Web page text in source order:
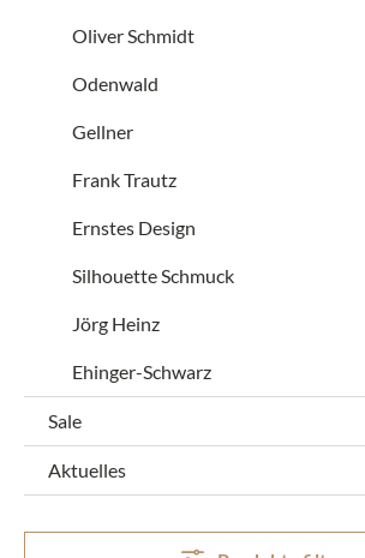
Oliver Schmidt
Odenwald
Gellner
Frank Trautz
Ernstes Design
Silhouette Schmuck
Jörg Heinz
Ehinger-Schwarz
Sale
Aktuelles